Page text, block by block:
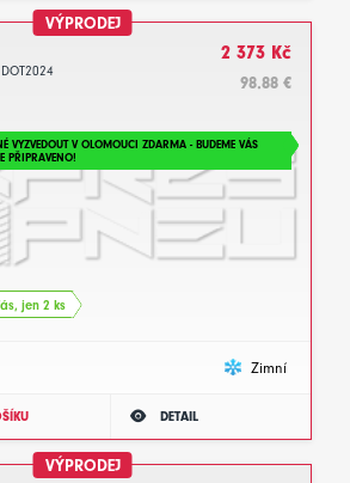
VÝPRODEJ
2 373 Kč
98.88 €
VYZVEDOUT V OLOMOUCI ZDARMA - BUDEME VÁS
PŘIPRAVENO!
jen 2 ks
Zimní
DETAIL
VÝPRODEJ